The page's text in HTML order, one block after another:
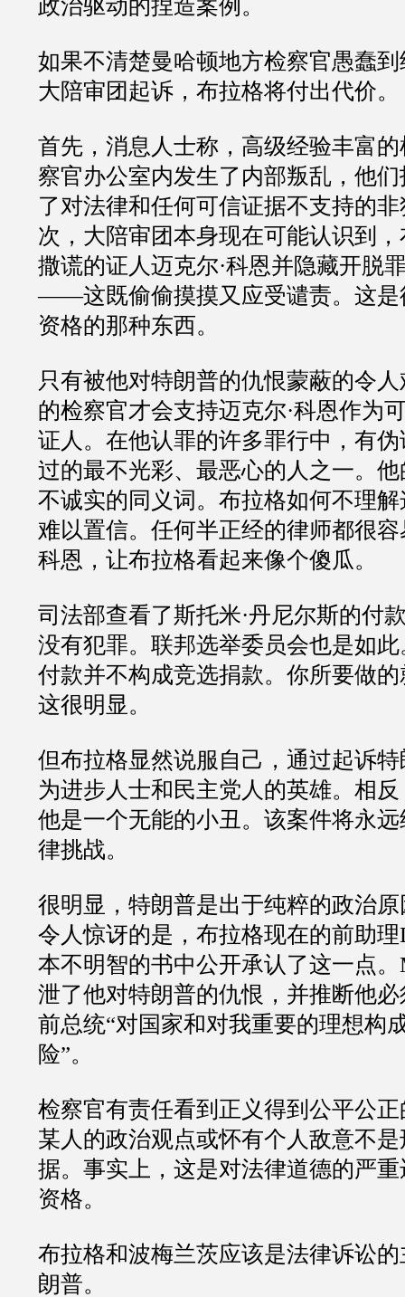
政治驱动的捏造案例。
如果不清楚曼哈顿地方检察官愚蠢
大陪审团起诉，布拉格将付出代价。
首先，消息人士称，高级经验丰富
察官办公室内发生了内部叛乱，他
了对法律和任何可信证据不支持的
次，大陪审团本身现在可能认识到
撒谎的证人迈克尔·科恩并隐藏开脱
——这既偷偷摸摸又应受谴责。这
资格的那种东西。
只有被他对特朗普的仇恨蒙蔽的令
的检察官才会支持迈克尔·科恩作为
证人。在他认罪的许多罪行中，有
过的最不光彩、最恶心的人之一。
不诚实的同义词。布拉格如何不理
难以置信。任何半正经的律师都很
科恩，让布拉格看起来像个傻瓜。
司法部查看了斯托米·丹尼尔斯的付
没有犯罪。联邦选举委员会也是如
付款并不构成竞选捐款。你所要做
这很明显。
但布拉格显然说服自己，通过起诉
为进步人士和民主党人的英雄。相
他是一个无能的小丑。该案件将永
律挑战。
很明显，特朗普是出于纯粹的政治
令人惊讶的是，布拉格现在的前助理
本不明智的书中公开承认了这一点。
泄了他对特朗普的仇恨，并推断他
前总统“对国家和对我重要的理想构
险”。
检察官有责任看到正义得到公平公
某人的政治观点或怀有个人敌意不
据。事实上，这是对法律道德的严
资格。
布拉格和波梅兰茨应该是法律诉讼
朗普。